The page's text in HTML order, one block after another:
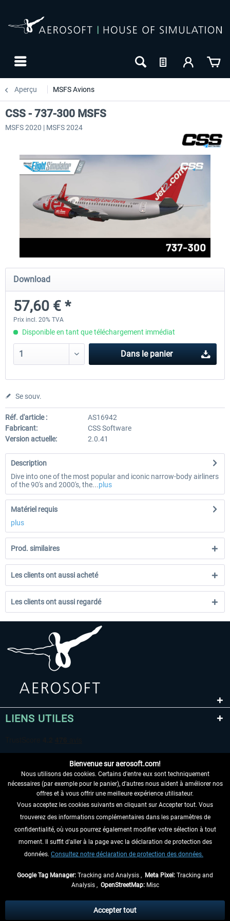
Aperçu MSFS Avions
FlightSim Studio - E-Jets 170/175
40,29 € *
Aerosoft Aircraft A340-
CSS - 737-300 MSFS
MSFS 2020 | MSFS 2024
Download
57,60 € *
Prix incl. 20% TVA
Disponible en tant que téléchargement immédiat
Dans le panier
Se souv.
Réf. d'article :
AS16942
Fabricant:
CSS Software
Version actuelle:
2.0.41
Description
Dive into one of the most popular and iconic narrow-body airliners
of the 90's and 2000's, the...plus
Matériel requis
plus
Prod. similaires
Les clients ont aussi acheté
Les clients ont aussi regardé
LIENS UTILES
RENONCER AU CONTRAT ICI
INFORMATIONS
NE MANQUEZ PAS LES DERNIÈRES
échéant, frais de remboursement, si aucune description contraire.
Bienvenue sur aerosoft.com!
Nous utilisons des cookies. Certains d'entre eux sont techniquement
nécessaires (par exemple pour le panier), d'autres nous aident à améliorer nos
offres et à vous offrir une meilleure expérience utilisateur.
Vous acceptez les cookies suivants en cliquant sur Accepter tout. Vous
trouverez des informations complémentaires dans les paramètres de
confidentialité, où vous pourrez également modifier votre sélection à tout
moment. Il suffit d'aller à la page avec la déclaration de protection des
données. Consultez notre déclaration de protection des données.
Google Tag Manager: Tracking and Analysis , Meta Pixel: Tracking and
Analysis , OpenStreetMap:Misc
Accepter tout